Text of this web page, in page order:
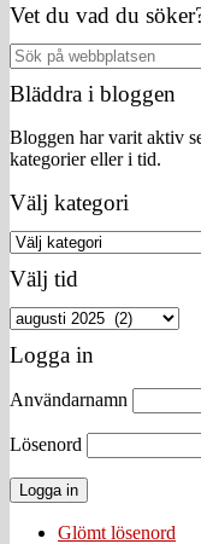
Vet du vad du
Sök
på
webbplatsen
Bläddra i bloggen
Bloggen har varit aktiv
kategorier eller i tid.
Välj kategori
Välj
Välj tid
Välj
Logga in
Användarnamn
Lösenord
Glömt lösenord